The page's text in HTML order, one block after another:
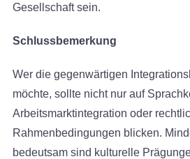
Gesellschaft sein.
Schlussbemerkung
Wer die gegenwärtigen
möchte, sollte nicht nur auf
Arbeitsmarktintegration oder
Rahmenbedingungen blicken.
bedeutsam sind kulturelle